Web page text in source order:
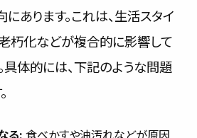
あります。これは、生活スタイ
朽化などが複合的に影響して
具体的には、下記のような問題
る: 食べかすや油汚れなどが原因